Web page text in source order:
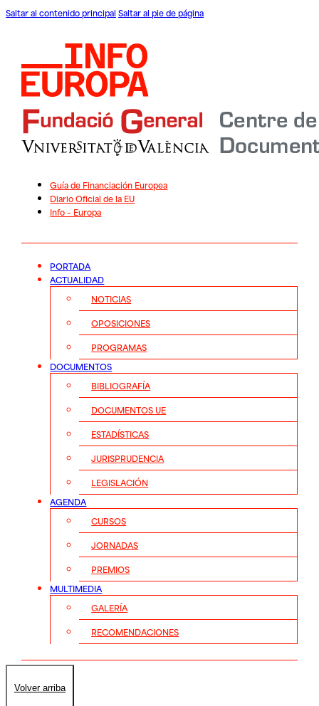
Saltar al contenido principal Saltar al pie de página
Guía de Financiación Europea
Diario Oficial de la EU
Info – Europa
PORTADA
ACTUALIDAD
NOTICIAS
OPOSICIONES
PROGRAMAS
DOCUMENTOS
BIBLIOGRAFÍA
DOCUMENTOS UE
ESTADÍSTICAS
JURISPRUDENCIA
LEGISLACIÓN
AGENDA
CURSOS
JORNADAS
PREMIOS
MULTIMEDIA
GALERÍA
RECOMENDACIONES
Volver arriba